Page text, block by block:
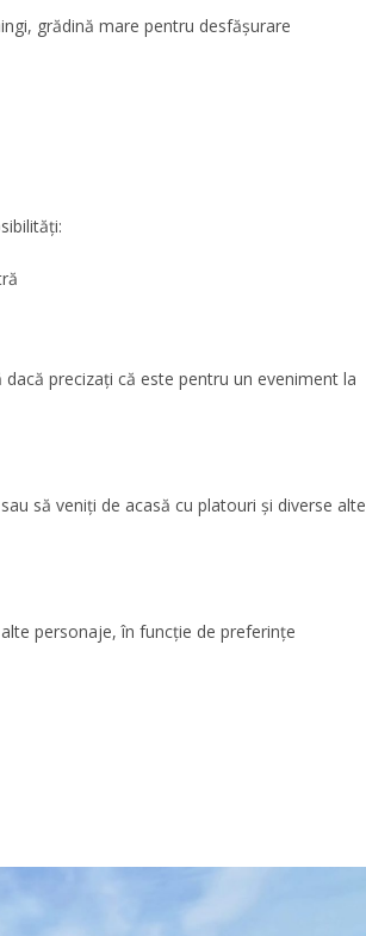
grădină mare pentru desfășurare
precizați că este pentru un eveniment la
să veniți de acasă cu platouri și diverse alte
personaje, în funcție de preferințe